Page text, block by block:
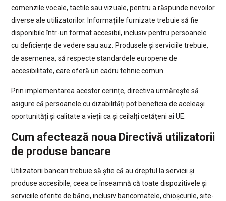
comenzile vocale, tactile sau vizuale, pentru a răspunde nevoilor
diverse ale utilizatorilor. Informațiile furnizate trebuie să fie
disponibile într-un format accesibil, inclusiv pentru persoanele
cu deficiențe de vedere sau auz. Produsele și serviciile trebuie,
de asemenea, să respecte standardele europene de
accesibilitate, care oferă un cadru tehnic comun.
Prin implementarea acestor cerințe, directiva urmărește să
asigure că persoanele cu dizabilități pot beneficia de aceleași
oportunități și calitate a vieții ca și ceilalți cetățeni ai UE.
Cum afectează noua Directivă utilizatorii
de produse bancare
Utilizatorii bancari trebuie să știe că au dreptul la servicii și
produse accesibile, ceea ce înseamnă că toate dispozitivele și
serviciile oferite de bănci, inclusiv bancomatele, chioșcurile, site-